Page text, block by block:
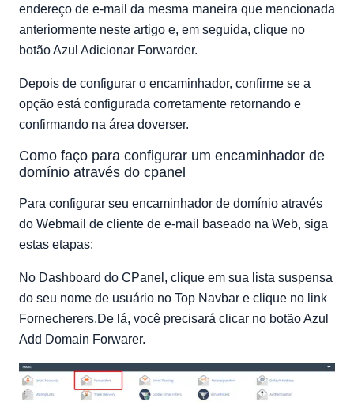
endereço de e-mail da mesma maneira que mencionada
anteriormente neste artigo e, em seguida, clique no
botão Azul Adicionar Forwarder.
Depois de configurar o encaminhador, confirme se a
opção está configurada corretamente retornando e
confirmando na área doverser.
Como faço para configurar um encaminhador de
domínio através do cpanel
Para configurar seu encaminhador de domínio através
do Webmail de cliente de e-mail baseado na Web, siga
estas etapas:
No Dashboard do CPanel, clique em sua lista suspensa
do seu nome de usuário no Top Navbar e clique no link
Fornecherers.De lá, você precisará clicar no botão Azul
Add Domain Forwarer.